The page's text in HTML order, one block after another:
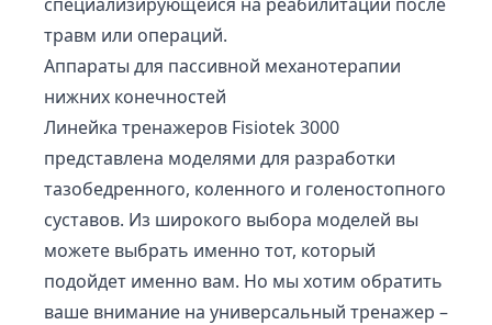
травм или операций.
Аппараты для пассивной механотерапии
нижних конечностей
Линейка тренажеров Fisiotek 3000
представлена моделями для разработки
тазобедренного, коленного и голеностопного
суставов. Из широкого выбора моделей вы
можете выбрать именно тот, который
подойдет именно вам. Но мы хотим обратить
ваше внимание на универсальный тренажер –